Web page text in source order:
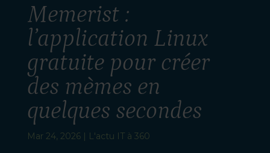
Memerist :
l’application Linux
gratuite pour créer
des mèmes en
quelques secondes
Mar 24, 2026| L'actu IT à 360